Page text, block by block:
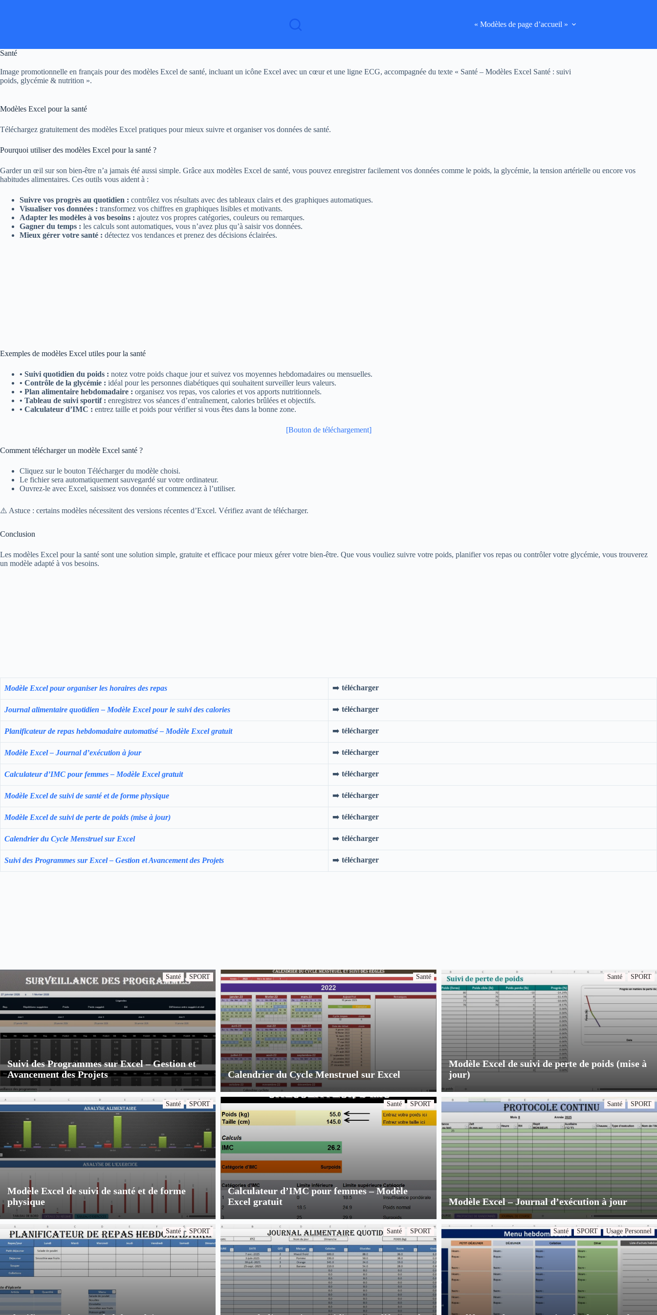
« Modèles de page d’accueil »
Santé
Image promotionnelle en français pour des modèles Excel de santé, incluant un icône Excel avec un cœur et une ligne ECG, accompagnée du texte « Santé – Modèles Excel Santé : suivi
poids, glycémie & nutrition ».
Modèles Excel pour la santé
Téléchargez gratuitement des modèles Excel pratiques pour mieux suivre et organiser vos données de santé.
Pourquoi utiliser des modèles Excel pour la santé ?
Garder un œil sur son bien-être n’a jamais été aussi simple. Grâce aux modèles Excel de santé, vous pouvez enregistrer facilement vos données comme le poids, la glycémie, la tension artérielle ou encore vos
habitudes alimentaires. Ces outils vous aident à :
Suivre vos progrès au quotidien : contrôlez vos résultats avec des tableaux clairs et des graphiques automatiques.
Visualiser vos données : transformez vos chiffres en graphiques lisibles et motivants.
Adapter les modèles à vos besoins : ajoutez vos propres catégories, couleurs ou remarques.
Gagner du temps : les calculs sont automatiques, vous n’avez plus qu’à saisir vos données.
Mieux gérer votre santé : détectez vos tendances et prenez des décisions éclairées.
Exemples de modèles Excel utiles pour la santé
• Suivi quotidien du poids : notez votre poids chaque jour et suivez vos moyennes hebdomadaires ou mensuelles.
• Contrôle de la glycémie : idéal pour les personnes diabétiques qui souhaitent surveiller leurs valeurs.
• Plan alimentaire hebdomadaire : organisez vos repas, vos calories et vos apports nutritionnels.
• Tableau de suivi sportif : enregistrez vos séances d’entraînement, calories brûlées et objectifs.
• Calculateur d’IMC : entrez taille et poids pour vérifier si vous êtes dans la bonne zone.
[Bouton de téléchargement]
Comment télécharger un modèle Excel santé ?
Cliquez sur le bouton Télécharger du modèle choisi.
Le fichier sera automatiquement sauvegardé sur votre ordinateur.
Ouvrez-le avec Excel, saisissez vos données et commencez à l’utiliser.
⚠️ Astuce : certains modèles nécessitent des versions récentes d’Excel. Vérifiez avant de télécharger.
Conclusion
Les modèles Excel pour la santé sont une solution simple, gratuite et efficace pour mieux gérer votre bien-être. Que vous vouliez suivre votre poids, planifier vos repas ou contrôler votre glycémie, vous trouverez
un modèle adapté à vos besoins.
Modèle Excel pour organiser les horaires des repas ➡️ télécharger
Journal alimentaire quotidien – Modèle Excel pour le suivi des calories ➡️ télécharger
Planificateur de repas hebdomadaire automatisé – Modèle Excel gratuit ➡️ télécharger
Modèle Excel – Journal d’exécution à jour ➡️ télécharger
Calculateur d’IMC pour femmes – Modèle Excel gratuit ➡️ télécharger
Modèle Excel de suivi de santé et de forme physique ➡️ télécharger
Modèle Excel de suivi de perte de poids (mise à jour) ➡️ télécharger
Calendrier du Cycle Menstruel sur Excel ➡️ télécharger
Suivi des Programmes sur Excel – Gestion et Avancement des Projets ➡️ télécharger
Santé SPORT
Suivi des Programmes sur Excel – Gestion et
Avancement des Projets
Santé
Calendrier du Cycle Menstruel sur Excel
Santé SPORT
Modèle Excel de suivi de perte de poids (mise à
jour)
Santé SPORT
Modèle Excel de suivi de santé et de forme
physique
Santé SPORT
Calculateur d’IMC pour femmes – Modèle
Excel gratuit
Santé SPORT
Modèle Excel – Journal d’exécution à jour
Santé SPORT Santé SPORT Santé SPORT Usage Personnel